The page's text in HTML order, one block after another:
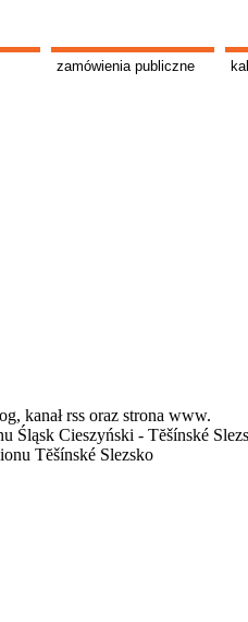
zamówienia publiczne
kanał rss oraz strona www.
Śląsk Cieszyński - Tĕšínské
Tĕšínské Slezsko